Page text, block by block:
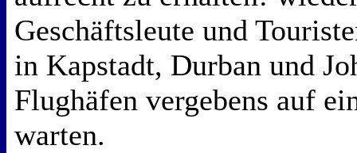
Geschäftsleute und
in Kapstadt, Durban und
Flughäfen vergebens auf
warten.